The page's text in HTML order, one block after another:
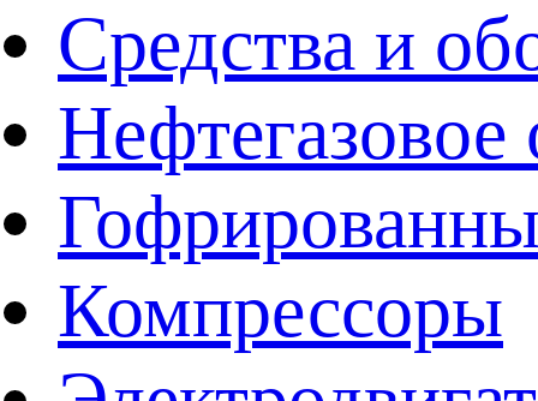
Средства и
Нефтегазовое
Компрессоры